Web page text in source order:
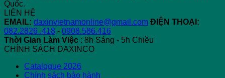
Triển
Quốc.
LIÊN HỆ
EMAIL: daxinvietnamonline@gmail.com ĐIỆN THOẠI:
082.2826 .418 - 0908.586.416
Thời Gian Làm Việc : 8h Sáng - 5h Chiều
CHÍNH SÁCH DAXINCO
Catalogue 2026
Chính sách bảo hành